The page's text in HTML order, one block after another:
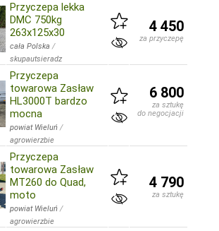
Przyczepa lekka
DMC 750kg
263x125x30
cała Polska /
skupautsieradz
4 450
za przyczepę
Przyczepa
towarowa Zasław
HL3000T bardzo
mocna
powiat Wieluń /
agrowierzbie
6 800
za sztukę
do negocjacji
Przyczepa
towarowa Zasław
MT260 do Quad,
moto
powiat Wieluń /
agrowierzbie
4 790
za sztukę